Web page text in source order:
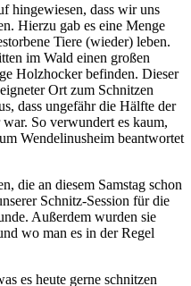
hingewiesen, dass wir uns
Hierzu gab es eine Menge
Tiere (wieder) leben.
im Wald einen großen
Holzhocker befinden. Dieser
Ort zum Schnitzen
dass ungefähr die Hälfte der
So verwundert es kaum,
Wendelinusheim beantwortet
die an diesem Samstag schon
Schnitz-Session für die
Außerdem wurden sie
wo man es in der Regel
es heute gerne schnitzen